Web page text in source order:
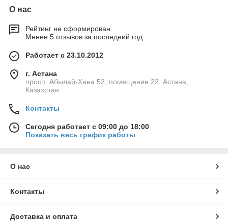
О нас
Рейтинг не сформирован
Менее 5 отзывов за последний год
Работает с 23.10.2012
г. Астана
просп. Абылай-Хана 52, помещение 22, Астана,
Казахстан
Контакты
Сегодня работает с 09:00 до 18:00
Показать весь график работы
О нас
Контакты
Доставка и оплата